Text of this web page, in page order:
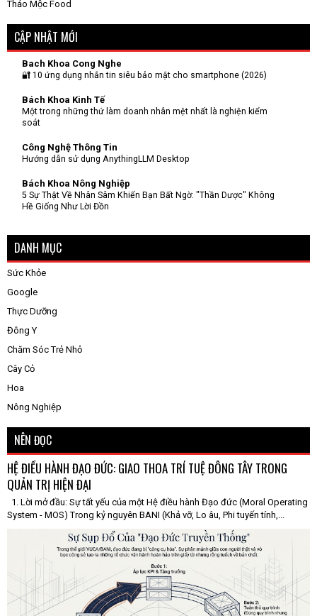
Thảo Mộc Food
CẬP NHẬT MỚI
Bach Khoa Cong Nghe
🔐 10 ứng dụng nhắn tin siêu bảo mật cho smartphone (2026)
Bách Khoa Kinh Tế
Một trong những thứ làm doanh nhân mệt nhất là nghiện kiểm
soát
Công Nghệ Thông Tin
Hướng dẫn sử dụng AnythingLLM Desktop
Bách Khoa Nông Nghiệp
5 Sự Thật Về Nhân Sâm Khiến Bạn Bất Ngờ: "Thần Dược" Không
Hề Giống Như Lời Đồn
DANH MỤC
Sức Khỏe
Google
Thực Dưỡng
Đông Y
Chăm Sóc Trẻ Nhỏ
Cây Cỏ
Hoa
Nông Nghiệp
NÊN ĐỌC
HỆ ĐIỀU HÀNH ĐẠO ĐỨC: GIAO THOA TRÍ TUỆ ĐÔNG TÂY TRONG
QUẢN TRỊ HIỆN ĐẠI
1. Lời mở đầu: Sự tất yếu của một Hệ điều hành Đạo đức (Moral Operating
System - MOS) Trong kỷ nguyên BANI (Khả vỡ, Lo âu, Phi tuyến tính,...